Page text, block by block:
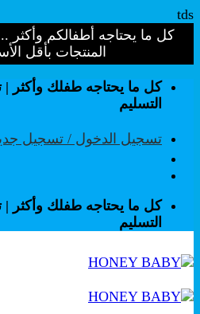
tds
كل ما يحتاجه أطفالكم وأكثر
المنتجات بأقل
للمحتوىكل ما يحتاجه طفلك وأكثر |
التسليم
تسجيل الدخول / تسجيل
كل ما يحتاجه طفلك وأكثر |
التسليم